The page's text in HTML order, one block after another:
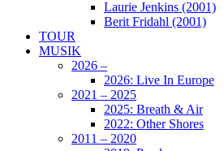
Laurie Jenkins (2001)
Berit Fridahl (2001)
TOUR
MUSIK
2026 –
2026: Live In Europe
2021 – 2025
2025: Breath & Air
2022: Other Shores
2011 – 2020